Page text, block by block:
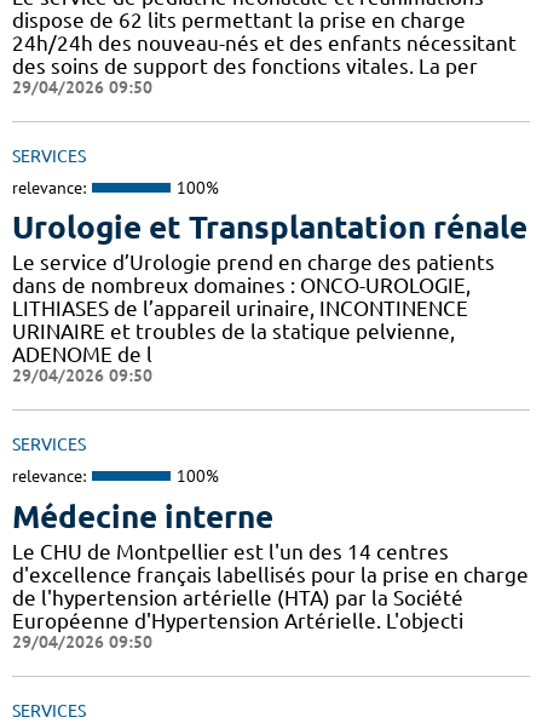
dispose de 62 lits permettant la prise en charge
24h/24h des nouveau-nés et des enfants nécessitant
des soins de support des fonctions vitales. La per
29/04/2026 09:50
SERVICES
relevance: 100%
Urologie et Transplantation rénale
Le service d’Urologie prend en charge des patients
dans de nombreux domaines : ONCO-UROLOGIE,
LITHIASES de l’appareil urinaire, INCONTINENCE
URINAIRE et troubles de la statique pelvienne,
ADENOME de l
29/04/2026 09:50
SERVICES
relevance: 100%
Médecine interne
Le CHU de Montpellier est l'un des 14 centres
d'excellence français labellisés pour la prise en charge
de l'hypertension artérielle (HTA) par la Société
Européenne d'Hypertension Artérielle. L'objecti
29/04/2026 09:50
SERVICES